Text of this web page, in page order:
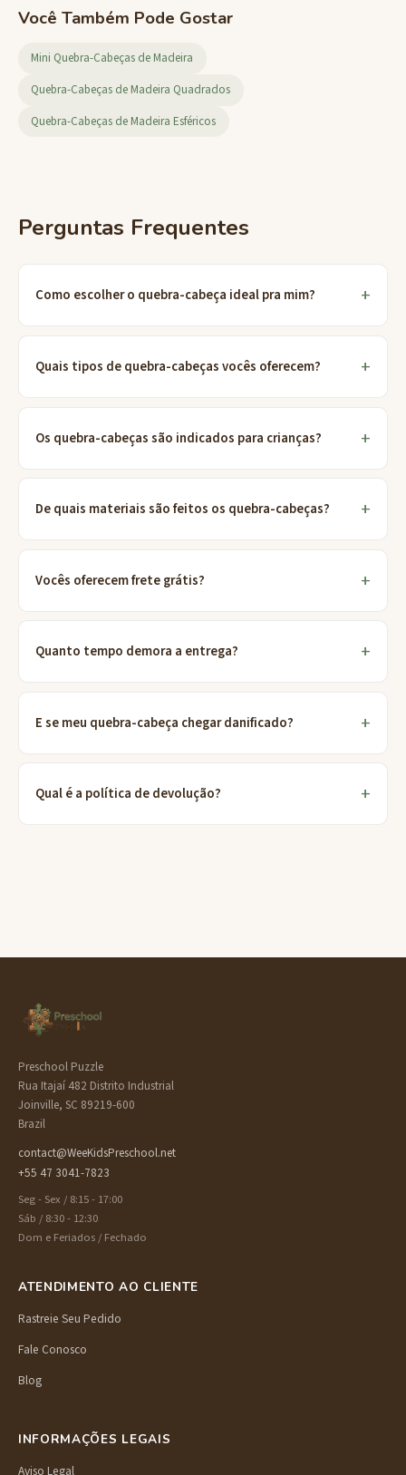
Você Também Pode Gostar
Mini Quebra-Cabeças de Madeira
Quebra-Cabeças de Madeira Quadrados
Quebra-Cabeças de Madeira Esféricos
Perguntas Frequentes
Como escolher o quebra-cabeça ideal pra mim?
Quais tipos de quebra-cabeças vocês oferecem?
Os quebra-cabeças são indicados para crianças?
De quais materiais são feitos os quebra-cabeças?
Vocês oferecem frete grátis?
Quanto tempo demora a entrega?
E se meu quebra-cabeça chegar danificado?
Qual é a política de devolução?
Preschool Puzzle
Rua Itajaí 482 Distrito Industrial
Joinville, SC 89219-600
Brazil
contact@WeeKidsPreschool.net
+55 47 3041-7823
Seg - Sex / 8:15 - 17:00
Sáb / 8:30 - 12:30
Dom e Feriados / Fechado
ATENDIMENTO AO CLIENTE
Rastreie Seu Pedido
Fale Conosco
Blog
INFORMAÇÕES LEGAIS
Aviso Legal